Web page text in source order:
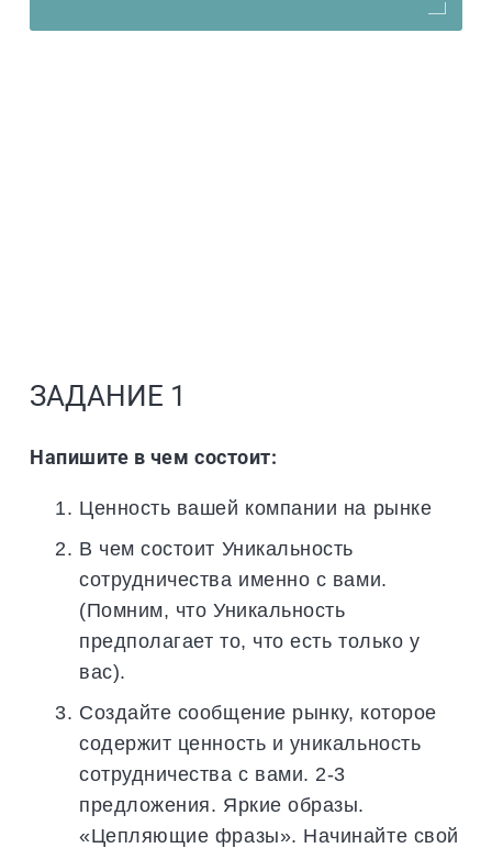
ЗАДАНИЕ 1
Напишите в чем состоит:
Ценность вашей компании на рынке
В чем состоит Уникальность
сотрудничества именно с вами.
(Помним, что Уникальность
предполагает то, что есть только у
вас).
Создайте сообщение рынку, которое
содержит ценность и уникальность
сотрудничества с вами. 2-3
предложения. Яркие образы.
«Цепляющие фразы». Начинайте свой